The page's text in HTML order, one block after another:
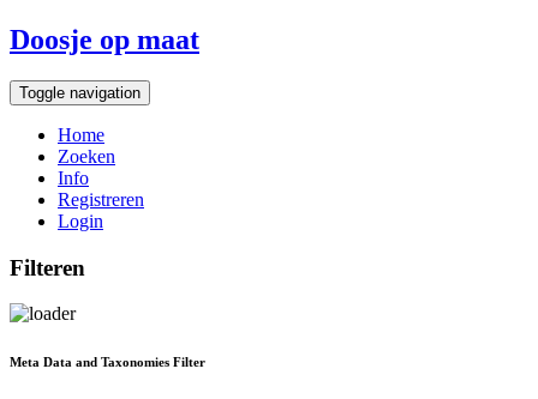
Doosje op maat
Toggle navigation
Home
Zoeken
Info
Registreren
Login
Filteren
Meta Data and Taxonomies Filter